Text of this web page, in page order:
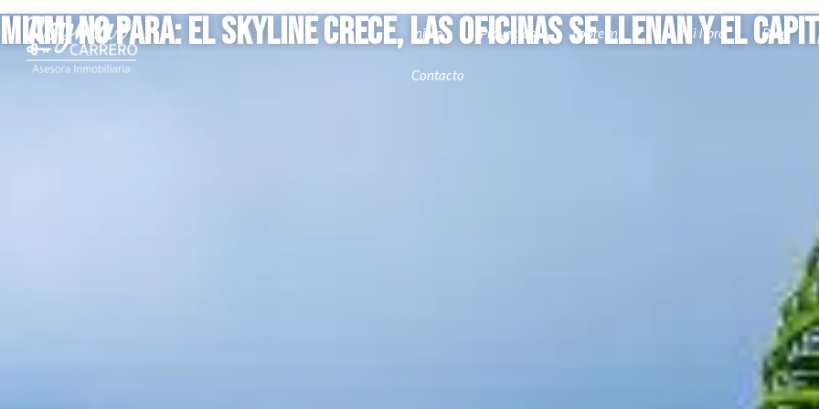
Inicio Proyectos Sobre mi Mi libro Blog
Contacto
Miami No Para: El Skyline Crece, las Oficinas se Llenan y el